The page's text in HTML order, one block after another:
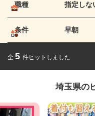
職種 指定しな
条件 早朝
全 5 件ヒットしました
埼玉県の